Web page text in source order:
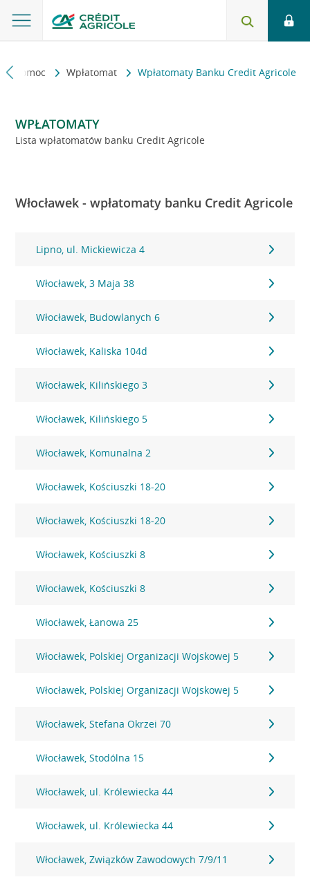
i pomoc Wpłatomat Wpłatomaty Banku Credit Agricole
WPŁATOMATY
Lista wpłatomatów banku Credit Agricole
Włocławek - wpłatomaty banku Credit Agricole
Lipno, ul. Mickiewicza 4
Włocławek, 3 Maja 38
Włocławek, Budowlanych 6
Włocławek, Kaliska 104d
Włocławek, Kilińskiego 3
Włocławek, Kilińskiego 5
Włocławek, Komunalna 2
Włocławek, Kościuszki 18-20
Włocławek, Kościuszki 18-20
Włocławek, Kościuszki 8
Włocławek, Kościuszki 8
Włocławek, Łanowa 25
Włocławek, Polskiej Organizacji Wojskowej 5
Włocławek, Polskiej Organizacji Wojskowej 5
Włocławek, Stefana Okrzei 70
Włocławek, Stodólna 15
Włocławek, ul. Królewiecka 44
Włocławek, ul. Królewiecka 44
Włocławek, Związków Zawodowych 7/9/11